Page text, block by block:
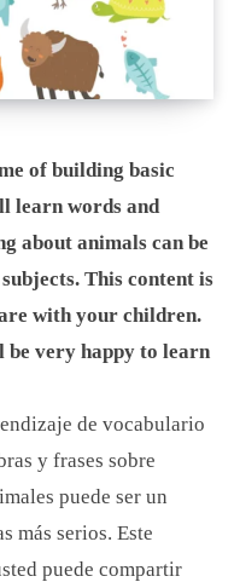
of building basic
learn words and
about animals can be
This content is
with your children.
be very happy to learn
de vocabulario
y frases sobre
puede ser un
más serios. Este
puede compartir